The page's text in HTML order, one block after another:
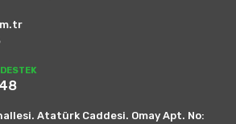
Atatürk Caddesi. Omay Apt. No: